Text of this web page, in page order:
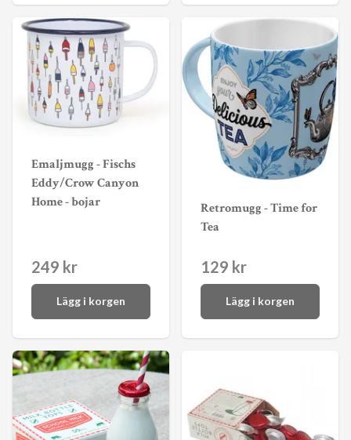
Emaljmugg - Fischs
Eddy/Crow Canyon
Home - bojar
249 kr
Lägg i korgen
Retromugg - Time for
Tea
129 kr
Lägg i korgen